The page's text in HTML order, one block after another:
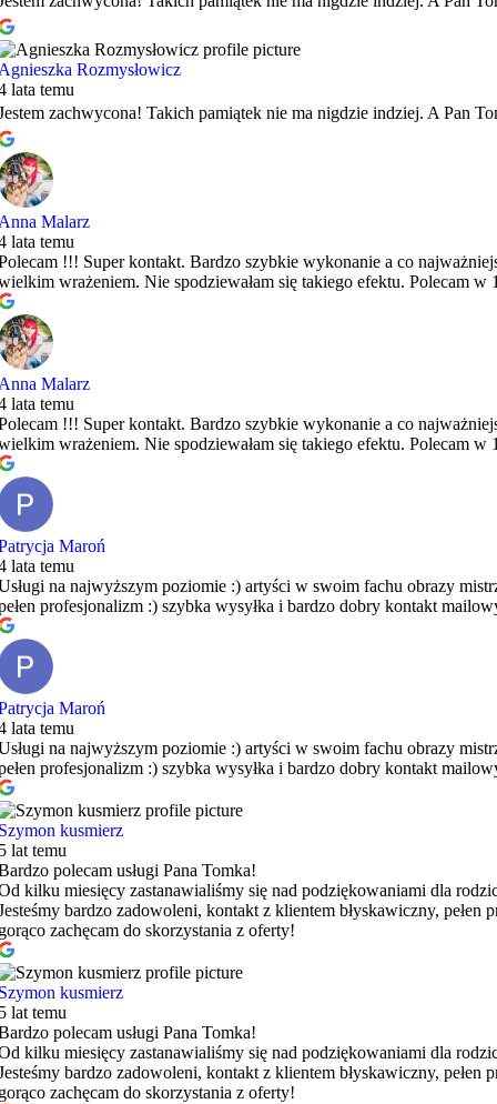
Rozmysłowicz
lata temu
zachwycona! Takich pamiątek nie ma nigdzie indziej. A Pan
Malarz
lata temu
!!! Super kontakt. Bardzo szybkie wykonanie a co
wrażeniem. Nie spodziewałam się takiego efektu. Polecam w
Malarz
lata temu
!!! Super kontakt. Bardzo szybkie wykonanie a co
wrażeniem. Nie spodziewałam się takiego efektu. Polecam w
Maroń
lata temu
na najwyższym poziomie :) artyści w swoim fachu obrazy
profesjonalizm :) szybka wysyłka i bardzo dobry kontakt
Maroń
lata temu
na najwyższym poziomie :) artyści w swoim fachu obrazy
profesjonalizm :) szybka wysyłka i bardzo dobry kontakt
kusmierz
lat temu
polecam usługi Pana Tomka!
kilku miesięcy zastanawialiśmy się nad podziękowaniami dla
bardzo zadowoleni, kontakt z klientem błyskawiczny,
zachęcam do skorzystania z oferty!
kusmierz
lat temu
polecam usługi Pana Tomka!
kilku miesięcy zastanawialiśmy się nad podziękowaniami dla
bardzo zadowoleni, kontakt z klientem błyskawiczny,
zachęcam do skorzystania z oferty!